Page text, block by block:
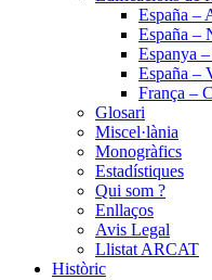
España –
España –
Espanya
España –
França –
Glosari
Miscel·lània
Monogràfics
Estadístiques
Qui som ?
Enllaços
Avis Legal
Llistat ARCAT
Històric